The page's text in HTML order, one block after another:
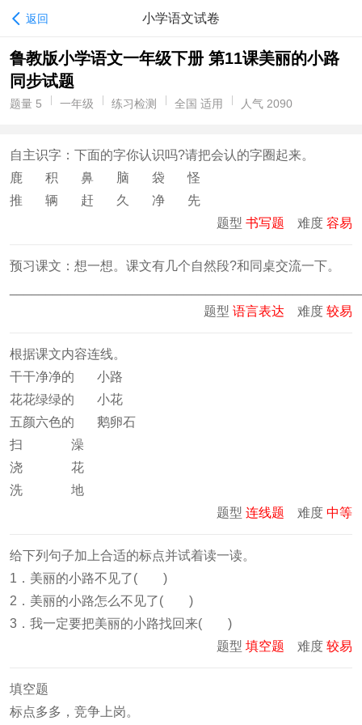
返回 小学语文试卷
鲁教版小学语文一年级下册 第11课美丽的小路
同步试题
题量 5 一年级 练习检测 全国 适用 人气 2090
自主识字：下面的字你认识吗?请把会认的字圈起来。
鹿 积 鼻 脑 袋 怪
推 辆 赶 久 净 先
题型 书写题 难度 容易
预习课文：想一想。课文有几个自然段?和同桌交流一下。
题型 语言表达 难度 较易
根据课文内容连线。
干干净净的 小路
花花绿绿的 小花
五颜六色的 鹅卵石
扫 澡
浇 花
洗 地
题型 连线题 难度 中等
给下列句子加上合适的标点并试着读一读。
1．美丽的小路不见了( )
2．美丽的小路怎么不见了( )
3．我一定要把美丽的小路找回来( )
题型 填空题 难度 较易
填空题
标点多多，竞争上岗。